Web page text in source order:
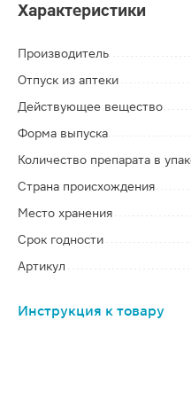
Характеристики
Производитель
Отпуск из аптеки
Действующее вещество
Форма выпуска
Количество препарата в
Страна происхождения
Место хранения
Срок годности
Артикул
Инструкция к товару